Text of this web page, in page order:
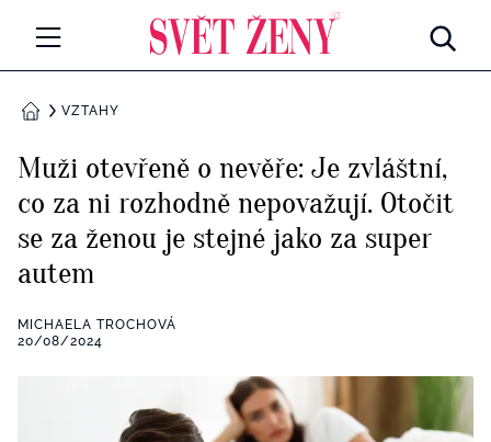
Všechny kategorie
Rozhovory
RETROHUBKY
PSYCHOLOGIE
Seberozvoj
ZDRAVÍ
Všechny kategorie
DOMŮVZTAHY
Muži otevřeně o nevěře: Je zvláštní,
co za ni rozhodně nepovažují. Otočit
se za ženou je stejné jako za super
autem
MICHAELA TROCHOVÁ
20/08/2024